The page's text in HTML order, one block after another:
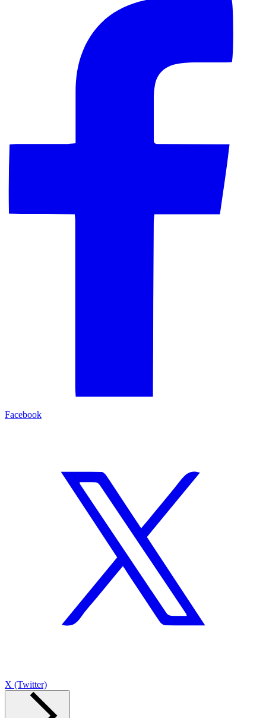
Facebook
X (Twitter)